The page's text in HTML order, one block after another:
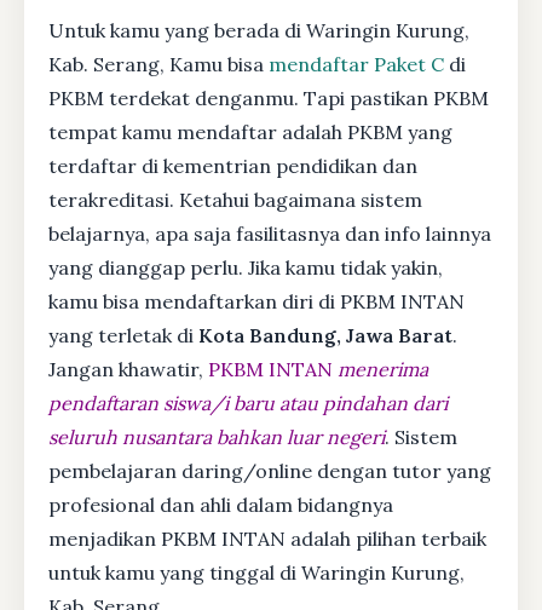
Untuk kamu yang berada di Waringin Kurung,
Kab. Serang, Kamu bisa mendaftar Paket C di
PKBM terdekat denganmu. Tapi pastikan PKBM
tempat kamu mendaftar adalah PKBM yang
terdaftar di kementrian pendidikan dan
terakreditasi. Ketahui bagaimana sistem
belajarnya, apa saja fasilitasnya dan info lainnya
yang dianggap perlu. Jika kamu tidak yakin,
kamu bisa mendaftarkan diri di PKBM INTAN
yang terletak di Kota Bandung, Jawa Barat.
Jangan khawatir, PKBM INTAN menerima
pendaftaran siswa/i baru atau pindahan dari
seluruh nusantara bahkan luar negeri. Sistem
pembelajaran daring/online dengan tutor yang
profesional dan ahli dalam bidangnya
menjadikan PKBM INTAN adalah pilihan terbaik
untuk kamu yang tinggal di Waringin Kurung,